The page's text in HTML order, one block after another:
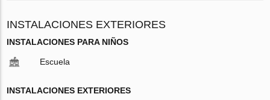
INSTALACIONES EXTERIORES
INSTALACIONES PARA NIÑOS
Escuela
INSTALACIONES EXTERIORES